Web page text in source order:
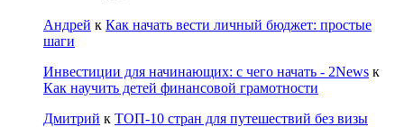
Андрей к Как начать вести личный бюджет: простые
шаги
Инвестиции для начинающих: с чего начать - 2News к
Как научить детей финансовой грамотности
Дмитрий к ТОП-10 стран для путешествий без визы